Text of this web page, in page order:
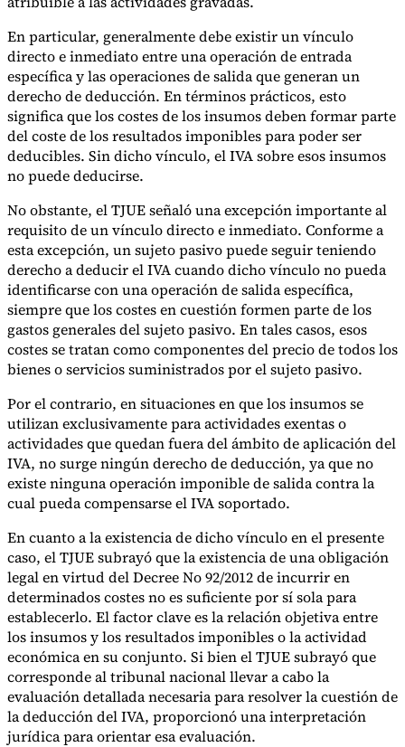
En particular, generalmente debe existir un vínculo
directo e inmediato entre una operación de entrada
específica y las operaciones de salida que generan un
derecho de deducción. En términos prácticos, esto
significa que los costes de los insumos deben formar parte
del coste de los resultados imponibles para poder ser
deducibles. Sin dicho vínculo, el IVA sobre esos insumos
no puede deducirse.
No obstante, el TJUE señaló una excepción importante al
requisito de un vínculo directo e inmediato. Conforme a
esta excepción, un sujeto pasivo puede seguir teniendo
derecho a deducir el IVA cuando dicho vínculo no pueda
identificarse con una operación de salida específica,
siempre que los costes en cuestión formen parte de los
gastos generales del sujeto pasivo. En tales casos, esos
costes se tratan como componentes del precio de todos los
bienes o servicios suministrados por el sujeto pasivo.
Por el contrario, en situaciones en que los insumos se
utilizan exclusivamente para actividades exentas o
actividades que quedan fuera del ámbito de aplicación del
IVA, no surge ningún derecho de deducción, ya que no
existe ninguna operación imponible de salida contra la
cual pueda compensarse el IVA soportado.
En cuanto a la existencia de dicho vínculo en el presente
caso, el TJUE subrayó que la existencia de una obligación
legal en virtud del Decree No 92/2012 de incurrir en
determinados costes no es suficiente por sí sola para
establecerlo. El factor clave es la relación objetiva entre
los insumos y los resultados imponibles o la actividad
económica en su conjunto. Si bien el TJUE subrayó que
corresponde al tribunal nacional llevar a cabo la
evaluación detallada necesaria para resolver la cuestión de
la deducción del IVA, proporcionó una interpretación
jurídica para orientar esa evaluación.